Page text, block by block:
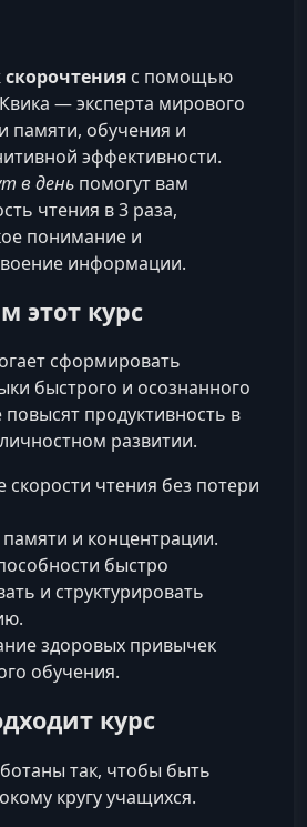
с помощью
— эксперта мирового
памяти, обучения и
эффективности.
в день помогут вам
чтения в 3 раза,
понимание и
информации.
этот курс
сформировать
быстрого и осознанного
продуктивность в
развитии.
чтения без потери
и концентрации.
быстро
и структурировать
здоровых привычек
обучения.
курс
так, чтобы быть
кругу учащихся.